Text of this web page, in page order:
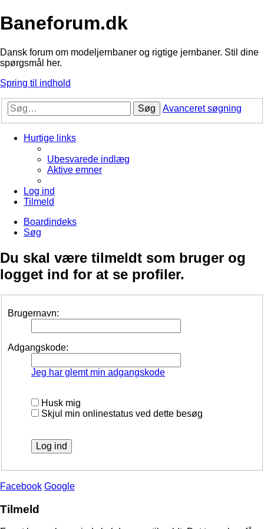
Baneforum.dk
Dansk forum om modeljernbaner og rigtige jernbaner. Stil dine
spørgsmål her.
Spring til indhold
Søg Avanceret søgning
Hurtige links
Ubesvarede indlæg
Aktive emner
Log ind
Tilmeld
Boardindeks
Søg
Du skal være tilmeldt som bruger og
logget ind for at se profiler.
Brugernavn:
Adgangskode:
Jeg har glemt min adgangskode
Husk mig
Skjul min onlinestatus ved dette besøg
Facebook Google
Tilmeld